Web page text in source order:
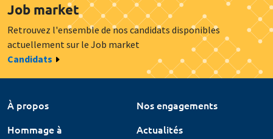
Job market
Retrouvez l'ensemble de nos candidats disponibles
actuellement sur le Job market
Candidats
À propos
Nos engagements
Hommage à
Actualités